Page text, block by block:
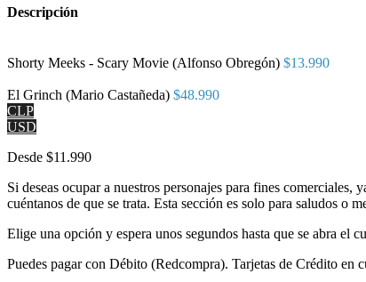
Descripción
Shorty Meeks - Scary Movie (Alfonso Obregón) $13.990
El Grinch (Mario Castañeda) $48.990
CLP
USD
Desde $11.990
Si deseas ocupar a nuestros personajes para fines
cuéntanos de que se trata. Esta sección es solo para saludos o
Elige una opción y espera unos segundos hasta que se abra el
Puedes pagar con Débito (Redcompra). Tarjetas de Crédito en